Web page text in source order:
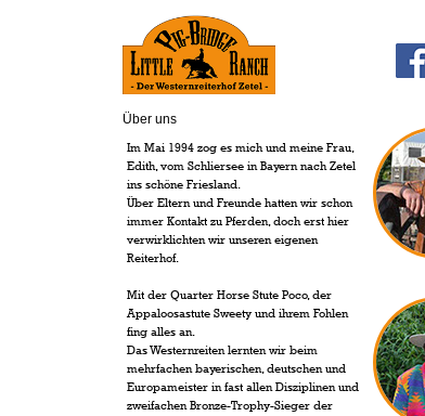
Im Mai 1994 zog es mich und meine Frau,
Edith, vom Schliersee in Bayern nach Zetel
ins schöne Friesland.
Über Eltern und Freunde hatten wir schon
immer Kontakt zu Pferden, doch erst hier
verwirklichten wir unseren eigenen
Reiterhof.
Mit der Quarter Horse Stute Poco, der
Appaloosastute Sweety und ihrem Fohlen
fing alles an.
Das Westernreiten lernten wir beim
mehrfachen bayerischen, deutschen und
Europameister in fast allen Disziplinen und
zweifachen Bronze-Trophy-Sieger der
Über uns